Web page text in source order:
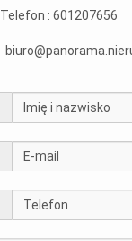
Telefon : 601207656